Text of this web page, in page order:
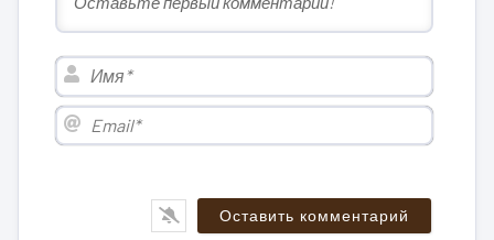
Имя*
Email*